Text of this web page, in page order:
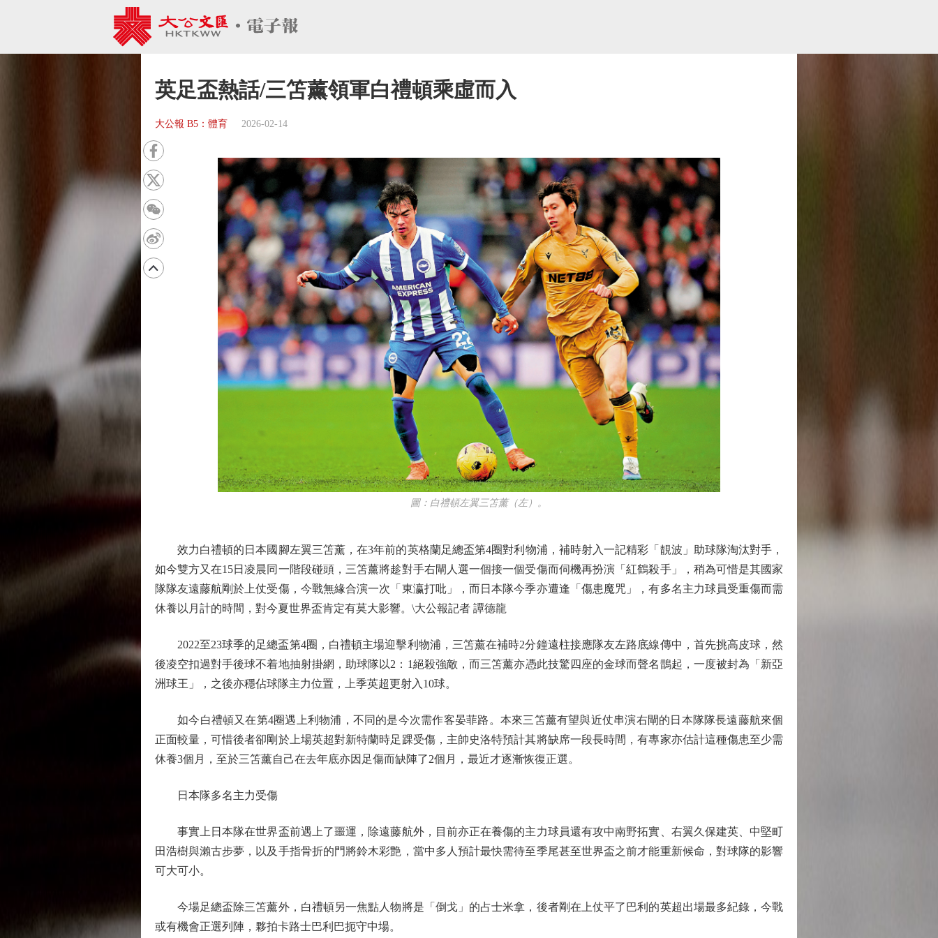
英足盃熱話/三笘薰領軍白禮頓乘虛而入
大公報 B5：體育 2026-02-14
圖：白禮頓左翼三笘薰（左）。
效力白禮頓的日本國腳左翼三笘薰，在3年前的英格蘭足總盃第4圈對利物浦，補時射入一記精彩「靚波」助球隊淘汰對手，
如今雙方又在15日凌晨同一階段碰頭，三笘薰將趁對手右閘人選一個接一個受傷而伺機再扮演「紅鶴殺手」，稍為可惜是其國家
隊隊友遠藤航剛於上仗受傷，今戰無緣合演一次「東瀛打吡」，而日本隊今季亦遭逢「傷患魔咒」，有多名主力球員受重傷而需
休養以月計的時間，對今夏世界盃肯定有莫大影響。\大公報記者 譚德龍
2022至23球季的足總盃第4圈，白禮頓主場迎擊利物浦，三笘薰在補時2分鐘遠柱接應隊友左路底線傳中，首先挑高皮球，然
後凌空扣過對手後球不着地抽射掛網，助球隊以2：1絕殺強敵，而三笘薰亦憑此技驚四座的金球而聲名鵲起，一度被封為「新亞
洲球王」，之後亦穩佔球隊主力位置，上季英超更射入10球。
如今白禮頓又在第4圈遇上利物浦，不同的是今次需作客晏菲路。本來三笘薰有望與近仗串演右閘的日本隊隊長遠藤航來個
正面較量，可惜後者卻剛於上場英超對新特蘭時足踝受傷，主帥史洛特預計其將缺席一段長時間，有專家亦估計這種傷患至少需
休養3個月，至於三笘薰自己在去年底亦因足傷而缺陣了2個月，最近才逐漸恢復正選。
日本隊多名主力受傷
事實上日本隊在世界盃前遇上了噩運，除遠藤航外，目前亦正在養傷的主力球員還有攻中南野拓實、右翼久保建英、中堅町
田浩樹與瀨古步夢，以及手指骨折的門將鈴木彩艶，當中多人預計最快需待至季尾甚至世界盃之前才能重新候命，對球隊的影響
可大可小。
今場足總盃除三笘薰外，白禮頓另一焦點人物將是「倒戈」的占士米拿，後者剛在上仗平了巴利的英超出場最多紀錄，今戰
或有機會正選列陣，夥拍卡路士巴利巴扼守中場。